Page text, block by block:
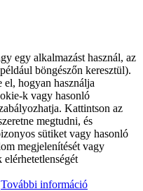
egy alkalmazást használ, az
böngészőn keresztül).
hogyan használja
k vagy hasonló
Kattintson az
megtudni, és
sütiket vagy hasonló
megjelenítését vagy
További információ